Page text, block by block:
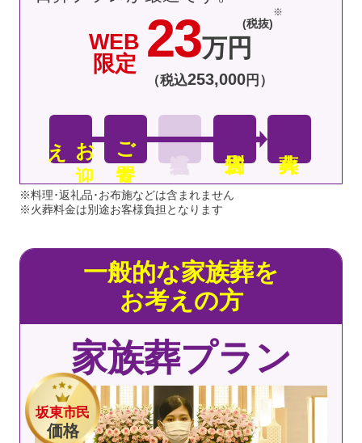
WEB
限定 23万円
(税抜)
（税込253,000円）
お
迎
え ご安置
※料理･返礼品･お布施などは含まれません
※火葬料金は別途お客様負担となります
坂東市民
価格
一般的な家族葬を
お考えの方
家族葬プラン